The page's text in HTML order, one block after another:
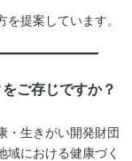
提案しています。
ご存じですか？
・生きがい開発財団
域における健康づく